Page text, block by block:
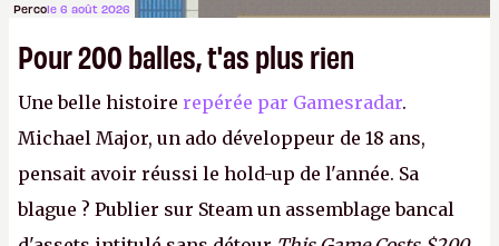
Percole 6 août 2026
Pour 200 balles, t'as plus rien
Une belle histoire repérée par Gamesradar.
Michael Major, un ado développeur de 18 ans,
pensait avoir réussi le hold-up de l'année. Sa
blague ? Publier sur Steam un assemblage bancal